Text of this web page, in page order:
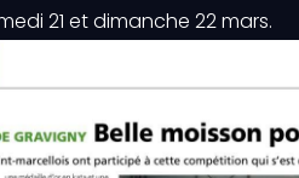
21 et dimanche 22 mars.